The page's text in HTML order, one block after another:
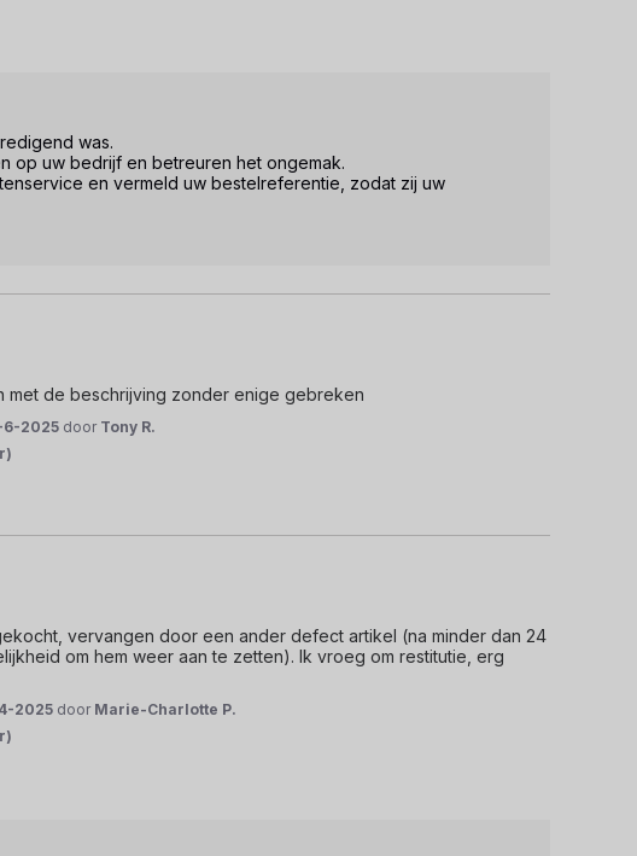
was.
op uw bedrijf en betreuren het ongemak.
en vermeld uw bestelreferentie, zodat zij uw
de beschrijving zonder enige gebreken
6-2025 door Tony R.
vervangen door een ander defect artikel (na minder dan 24
om hem weer aan te zetten). Ik vroeg om restitutie, erg
2025 door Marie-Charlotte P.